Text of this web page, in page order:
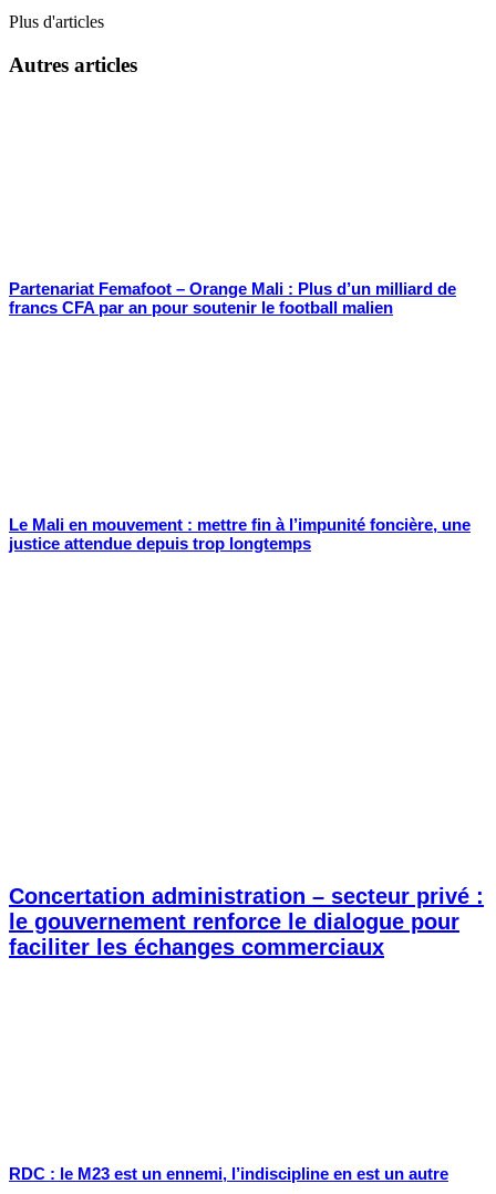
Plus d'articles
Autres articles
Partenariat Femafoot – Orange Mali : Plus d’un milliard de
francs CFA par an pour soutenir le football malien
Le Mali en mouvement : mettre fin à l’impunité foncière, une
justice attendue depuis trop longtemps
Concertation administration – secteur privé :
le gouvernement renforce le dialogue pour
faciliter les échanges commerciaux
RDC : le M23 est un ennemi, l’indiscipline en est un autre